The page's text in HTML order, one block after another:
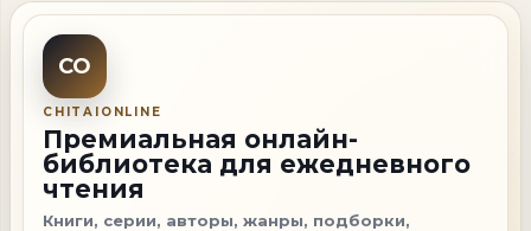
CO
CHITAIONLINE
Премиальная онлайн-
библиотека для ежедневного
чтения
Книги, серии, авторы, жанры, подборки,